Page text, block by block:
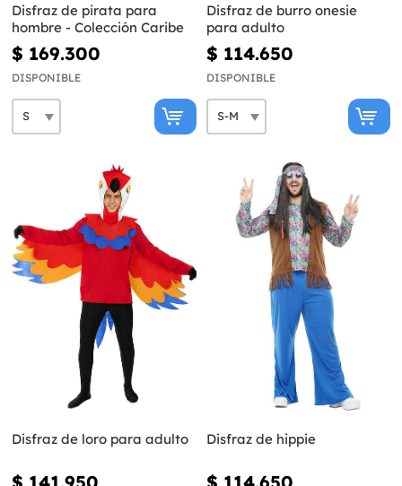
Disfraz de pirata para
hombre - Colección Caribe
$ 169.300
DISPONIBLE
Disfraz de burro onesie
para adulto
$ 114.650
DISPONIBLE
Disfraz de loro para adulto Disfraz de hippie